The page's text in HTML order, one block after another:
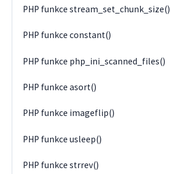
PHP funkce stream_set_chunk_size()
PHP funkce constant()
PHP funkce php_ini_scanned_files()
PHP funkce asort()
PHP funkce imageflip()
PHP funkce usleep()
PHP funkce strrev()